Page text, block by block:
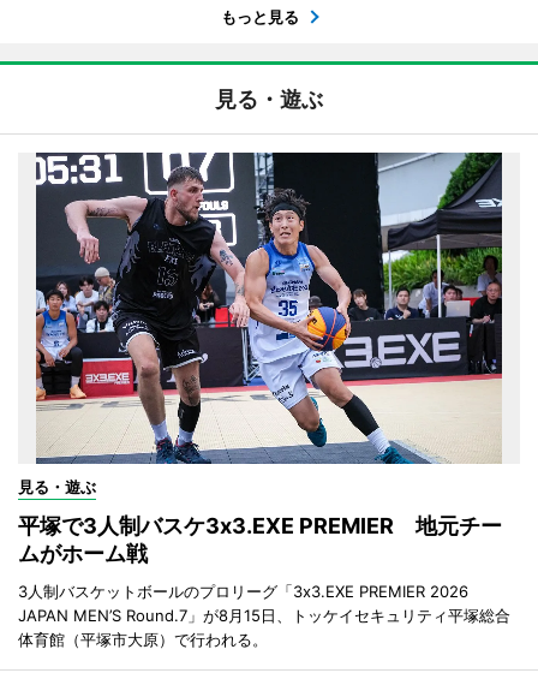
もっと見る
見る・遊ぶ
見る・遊ぶ
平塚で3人制バスケ3x3.EXE PREMIER 地元チー
ムがホーム戦
3人制バスケットボールのプロリーグ「3x3.EXE PREMIER 2026
JAPAN MEN’S Round.7」が8月15日、トッケイセキュリティ平塚総合
体育館（平塚市大原）で行われる。